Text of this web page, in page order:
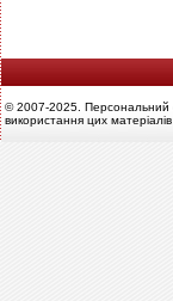
© 2007-2025. Персональний
використання цих